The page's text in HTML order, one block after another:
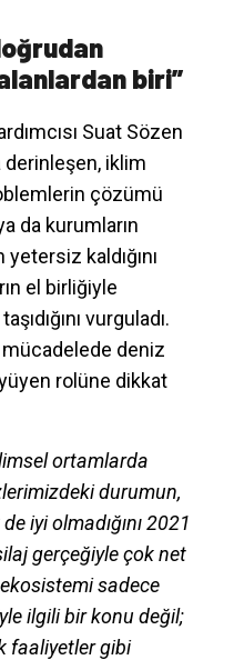
biri”
Suat Sözen
derinleşen, iklim
çözümü
da kurumların
kaldığını
el birliğiyle
vurguladı.
deniz
rolüne dikkat
ortamlarda
durumun,
iyi olmadığını 2021
gerçeğiyle çok net
sadece
ilgili bir konu değil;
faaliyetler gibi